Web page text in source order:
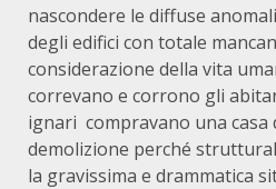
nascondere le diffuse
degli edifici con totale
considerazione della vita
correvano e corrono gli
ignari compravano una
demolizione perché
la gravissima e drammatica